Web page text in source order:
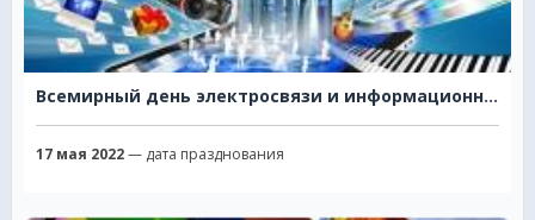
Всемирный день электросвязи и информационного общества
17 мая 2022— дата празднования